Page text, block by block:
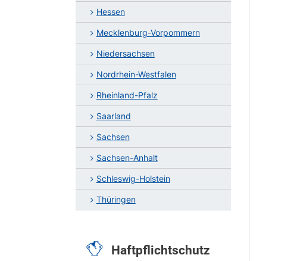
Hessen
Mecklenburg-Vorpommern
Niedersachsen
Nordrhein-Westfalen
Rheinland-Pfalz
Saarland
Sachsen
Sachsen-Anhalt
Schleswig-Holstein
Thüringen
Haftpflichtschutz